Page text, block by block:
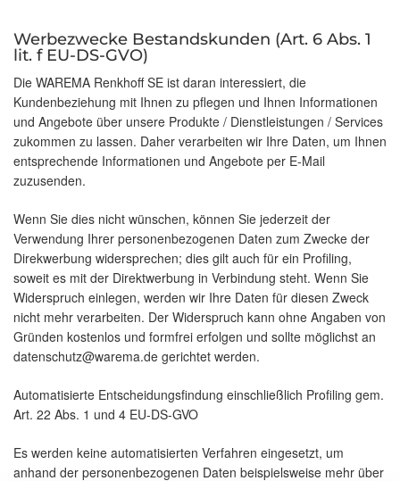
Werbezwecke Bestandskunden (Art. 6 Abs. 1
lit. f EU-DS-GVO)
Die WAREMA Renkhoff SE ist daran interessiert, die
Kundenbeziehung mit Ihnen zu pflegen und Ihnen Informationen
und Angebote über unsere Produkte / Dienstleistungen / Services
zukommen zu lassen. Daher verarbeiten wir Ihre Daten, um Ihnen
entsprechende Informationen und Angebote per E-Mail
zuzusenden.
Wenn Sie dies nicht wünschen, können Sie jederzeit der
Verwendung Ihrer personenbezogenen Daten zum Zwecke der
Direkwerbung widersprechen; dies gilt auch für ein Profiling,
soweit es mit der Direktwerbung in Verbindung steht. Wenn Sie
Widerspruch einlegen, werden wir Ihre Daten für diesen Zweck
nicht mehr verarbeiten. Der Widerspruch kann ohne Angaben von
Gründen kostenlos und formfrei erfolgen und sollte möglichst an
datenschutz@warema.de gerichtet werden.
Automatisierte Entscheidungsfindung einschließlich Profiling gem.
Art. 22 Abs. 1 und 4 EU-DS-GVO
Es werden keine automatisierten Verfahren eingesetzt, um
anhand der personenbezogenen Daten beispielsweise mehr über